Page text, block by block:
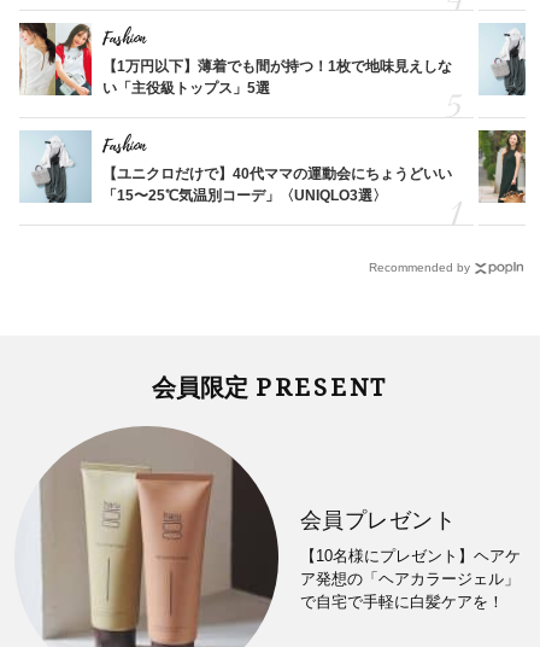
Fashion
【1万円以下】薄着でも間が持つ！1枚で地味見えしな
い「主役級トップス」5選
Fashion
【ユニクロだけで】40代ママの運動会にちょうどいい
「15〜25℃気温別コーデ」〈UNIQLO3選〉
Recommended by
会員限定 PRESENT
会員プレゼント
【10名様にプレゼント】ヘアケ
ア発想の「ヘアカラージェル」
で自宅で手軽に白髪ケアを！